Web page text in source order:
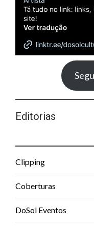
Editorias
Clipping
Coberturas
DoSol Eventos